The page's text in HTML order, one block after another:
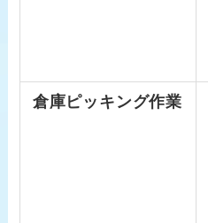
倉庫ピッキング作業